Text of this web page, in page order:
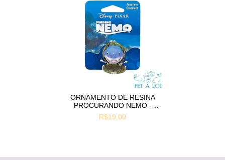
ORNAMENTO DE RESINA
PROCURANDO NEMO -
BRUCE
R$19,00